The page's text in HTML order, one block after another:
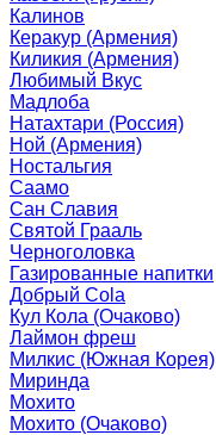
Калинов
Керакур (Армения)
Киликия (Армения)
Любимый Вкус
Мадлоба
Натахтари (Россия)
Ной (Армения)
Ностальгия
Саамо
Сан Славия
Святой Грааль
Черноголовка
Газированные напитки
Добрый Cola
Кул Кола (Очаково)
Лаймон фреш
Милкис (Южная Корея)
Миринда
Мохито
Мохито (Очаково)